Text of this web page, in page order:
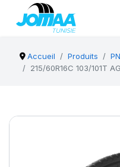
Accueil Produits
215/60R16C 103/101T